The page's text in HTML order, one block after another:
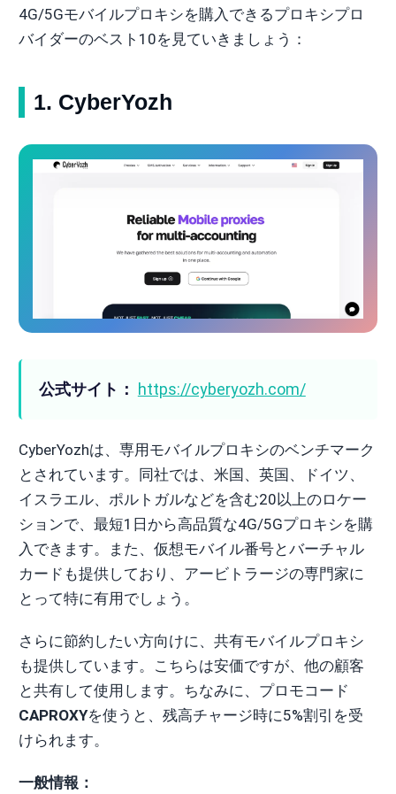
4G/5Gモバイルプロキシを購入できるプロキシプロ
バイダーのベスト10を見ていきましょう：
1. CyberYozh
公式サイト： https://cyberyozh.com/
CyberYozhは、専用モバイルプロキシのベンチマーク
とされています。同社では、米国、英国、ドイツ、
イスラエル、ポルトガルなどを含む20以上のロケー
ションで、最短1日から高品質な4G/5Gプロキシを購
入できます。また、仮想モバイル番号とバーチャル
カードも提供しており、アービトラージの専門家に
とって特に有用でしょう。
さらに節約したい方向けに、共有モバイルプロキシ
も提供しています。こちらは安価ですが、他の顧客
と共有して使用します。ちなみに、プロモコード
CAPROXYを使うと、残高チャージ時に5%割引を受
けられます。
一般情報：